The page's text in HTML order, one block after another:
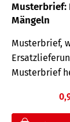
Musterbrief:
Mängeln
Musterbrief,
Musterbrief